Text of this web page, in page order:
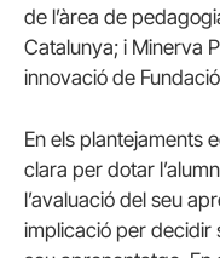
de l’àrea de
Catalunya; i Minerva
innovació de
En els plantejaments
clara per dotar
l’avaluació del seu
implicació per decidir